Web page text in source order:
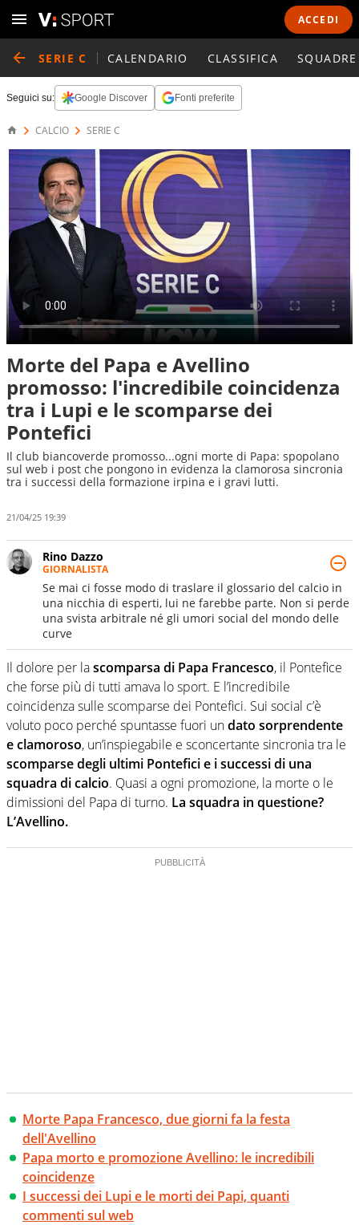
ACCEDI
SERIE C CALENDARIO CLASSIFICA SQUADRE
Seguici su: Google Discover Fonti preferite
CALCIO SERIE C
Morte del Papa e Avellino
promosso: l'incredibile coincidenza
tra i Lupi e le scomparse dei
Pontefici
Il club biancoverde promosso...ogni morte di Papa: spopolano
sul web i post che pongono in evidenza la clamorosa sincronia
tra i successi della formazione irpina e i gravi lutti.
21/04/25 19:39
Rino Dazzo
GIORNALISTA
Se mai ci fosse modo di traslare il glossario del calcio in
una nicchia di esperti, lui ne farebbe parte. Non si perde
una svista arbitrale né gli umori social del mondo delle
curve
Il dolore per lascomparsa di Papa Francesco, il Pontefice
che forse più di tutti amava lo sport. E l’incredibile
coincidenza sulle scomparse dei Pontefici. Sui social c’è
voluto poco perché spuntasse fuori undato sorprendente
e clamoroso, un’inspiegabile e sconcertante sincronia tra le
scomparse degli ultimi Pontefici e i successi di una
squadra di calcio. Quasi a ogni promozione, la morte o le
dimissioni del Papa di turno. La squadra in questione?
L’Avellino.
Morte Papa Francesco, due giorni fa la festa
dell'Avellino
Papa morto e promozione Avellino: le incredibili
coincidenze
I successi dei Lupi e le morti dei Papi, quanti
commenti sul web